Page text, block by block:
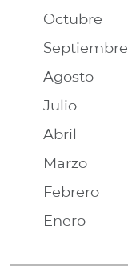
Octubre
Septiembre
Agosto
Julio
Abril
Marzo
Febrero
Enero